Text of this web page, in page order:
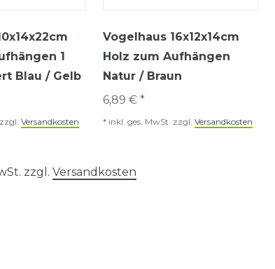
1
Blau / Gelb
zzgl. Versandkosten
Vogelhaus 16x12x14cm
Holz zum Aufhängen
Natur / Braun
6,89 € *
* inkl. ges. MwSt. zzgl. Versandkosten
zzgl. Versandkosten